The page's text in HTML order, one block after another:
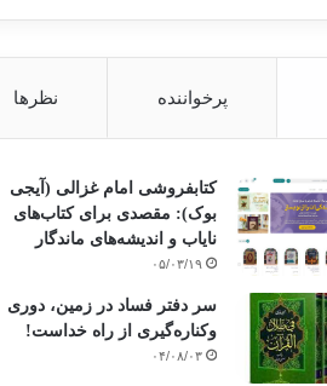
پرخواننده نظرها
کتابفروشی امام غزالی (آیجی
بوک): مقصدی برای کتاب‌های
نایاب و اندیشه‌های ماندگار
۰۵/۰۳/۱۹
سر دفتر فساد در زمین‌، دوری
وکناره‌گیری از راه خداست‌!
۰۴/۰۸/۰۳